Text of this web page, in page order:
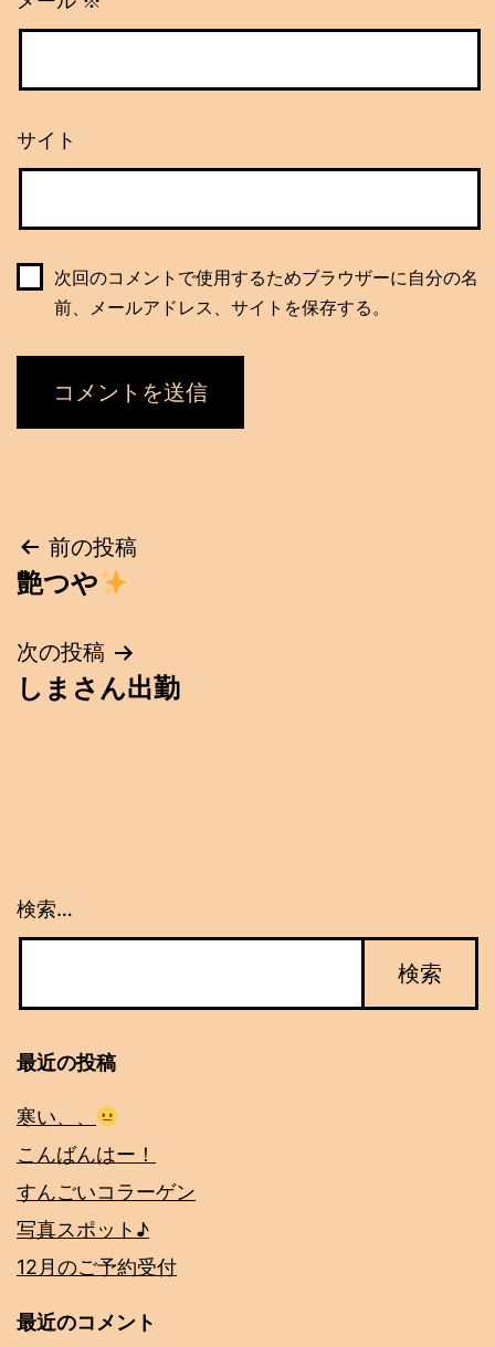
サイト
次回のコメントで使用するためブラウザーに自分の名
前、メールアドレス、サイトを保存する。
投
稿
ナ
ビ
ョ
前の投稿
艶つや
次の投稿
しまさん出勤
検索…
最近の投稿
寒い、、
こんばんはー！
すんごいコラーゲン
写真スポット♪
12月のご予約受付
最近のコメント